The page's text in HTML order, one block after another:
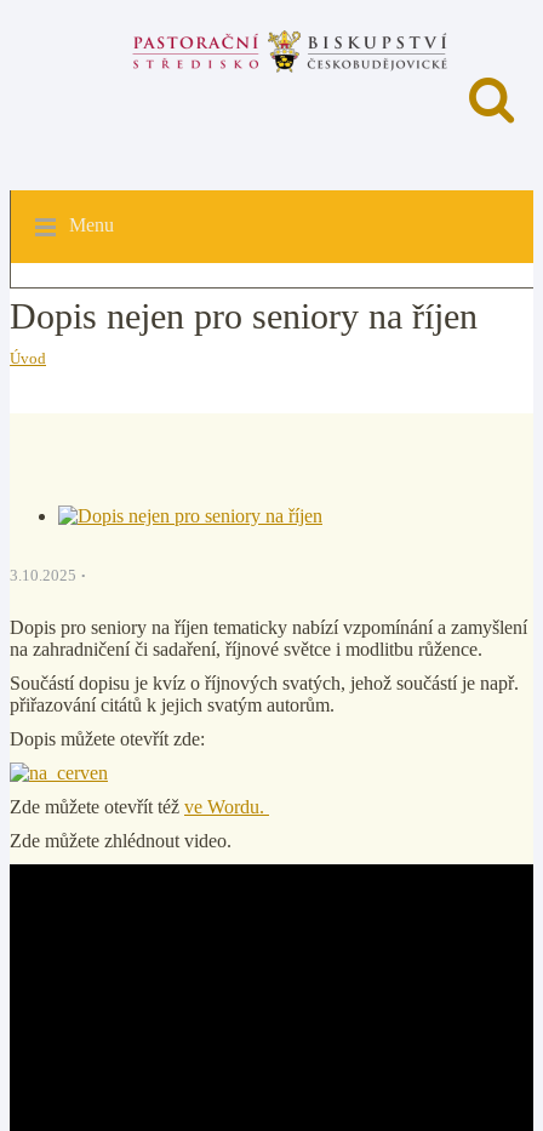
Menu
Dopis nejen pro seniory na říjen
Úvod
3.10.2025
Dopis pro seniory na říjen tematicky nabízí vzpomínání a zamyšlení
na zahradničení či sadaření, říjnové světce i modlitbu růžence.
Součástí dopisu je kvíz o říjnových svatých, jehož součástí je např.
přiřazování citátů k jejich svatým autorům.
Dopis můžete otevřít zde:
Zde můžete otevřít též ve Wordu.
Zde můžete zhlédnout video.